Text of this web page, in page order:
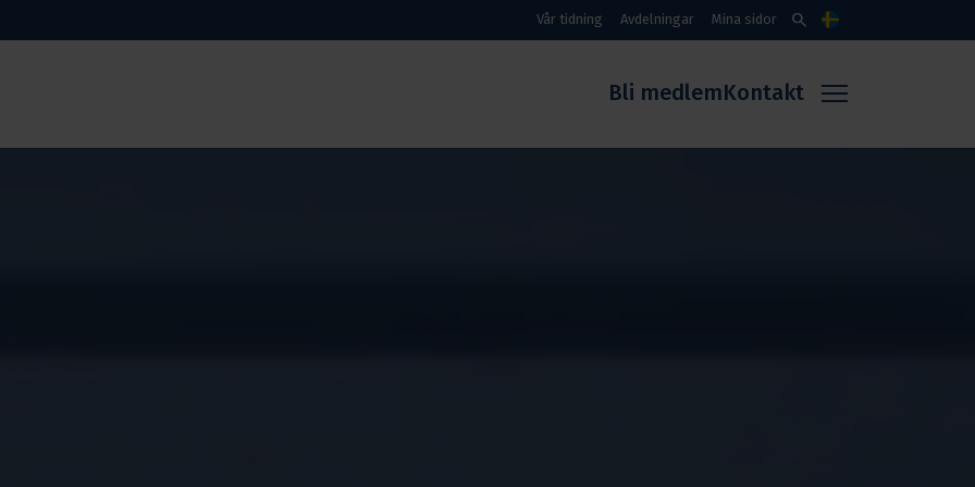
Vår tidning Avdelningar Mina sidor search Språk
Bli medlemKontakt